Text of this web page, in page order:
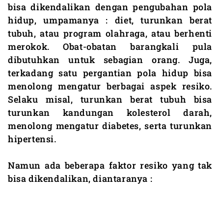
bisa dikendalikan dengan pengubahan pola
hidup, umpamanya : diet, turunkan berat
tubuh, atau program olahraga, atau berhenti
merokok. Obat-obatan barangkali pula
dibutuhkan untuk sebagian orang. Juga,
terkadang satu pergantian pola hidup bisa
menolong mengatur berbagai aspek resiko.
Selaku misal, turunkan berat tubuh bisa
turunkan kandungan kolesterol darah,
menolong mengatur diabetes, serta turunkan
hipertensi.
Namun ada beberapa faktor resiko yang tak
bisa dikendalikan, diantaranya :